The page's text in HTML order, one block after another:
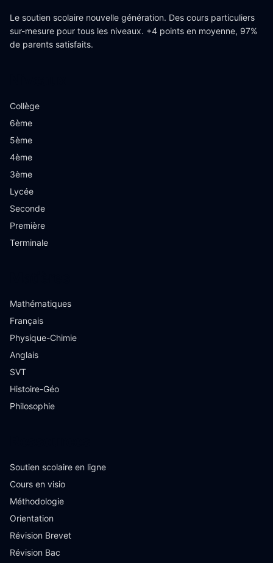
Le soutien scolaire nouvelle génération. Des cours particuliers
sur-mesure pour tous les niveaux. +4 points en moyenne, 97%
de parents satisfaits.
Collège
6ème
5ème
4ème
3ème
Lycée
Seconde
Première
Terminale
Mathématiques
Français
Physique-Chimie
Anglais
SVT
Histoire-Géo
Philosophie
Soutien scolaire en ligne
Cours en visio
Méthodologie
Orientation
Révision Brevet
Révision Bac